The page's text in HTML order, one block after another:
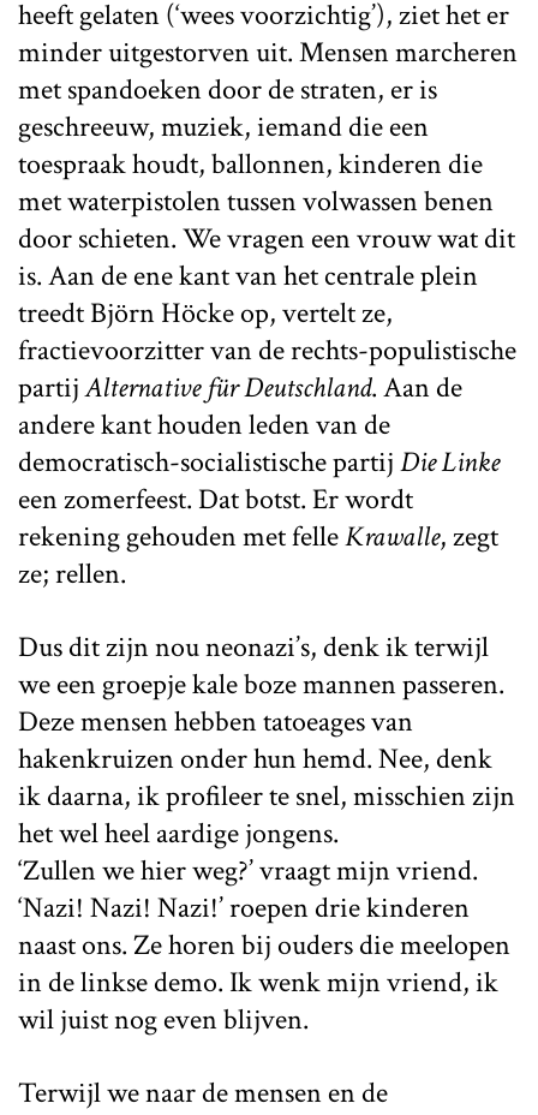
heeft gelaten (‘wees voorzichtig’), ziet het er
minder uitgestorven uit. Mensen marcheren
met spandoeken door de straten, er is
geschreeuw, muziek, iemand die een
toespraak houdt, ballonnen, kinderen die
met waterpistolen tussen volwassen benen
door schieten. We vragen een vrouw wat dit
is. Aan de ene kant van het centrale plein
treedt Björn Höcke op, vertelt ze,
fractievoorzitter van de rechts-populistische
partijAlternative für Deutschland. Aan de
andere kant houden leden van de
democratisch-socialistische partijDie Linke
een zomerfeest. Dat botst. Er wordt
rekening gehouden met felleKrawalle, zegt
ze; rellen.
Dus dit zijn nou neonazi’s, denk ik terwijl
we een groepje kale boze mannen passeren.
Deze mensen hebben tatoeages van
hakenkruizen onder hun hemd. Nee, denk
ik daarna, ik profileer te snel, misschien zijn
het wel heel aardige jongens.
‘Zullen we hier weg?’ vraagt mijn vriend.
‘Nazi! Nazi! Nazi!’ roepen drie kinderen
naast ons. Ze horen bij ouders die meelopen
in de linkse demo. Ik wenk mijn vriend, ik
wil juist nog even blijven.
Terwijl we naar de mensen en de